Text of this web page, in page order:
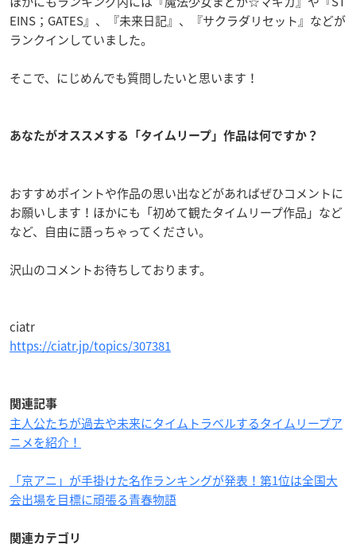
EINS；GATES』、『未来日記』、『サクラダリセット』などが
ランクインしていました。
そこで、にじめんでも質問したいと思います！
あなたがオススメする「タイムリープ」作品は何ですか？
おすすめポイントや作品の思い出などがあればぜひコメントに
お願いします！ほかにも「初めて観たタイムリープ作品」など
など、自由に語っちゃってください。
沢山のコメントお待ちしております。
ciatr
https://ciatr.jp/topics/307381
関連記事
主人公たちが過去や未来にタイムトラベルするタイムリープア
ニメを紹介！
「京アニ」が手掛けた名作ランキングが発表！第1位は全国大
会出場を目標に頑張る青春物語
関連カテゴリ